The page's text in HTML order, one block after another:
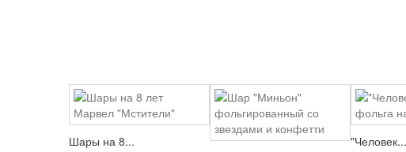
Шары на 8... "Человек...